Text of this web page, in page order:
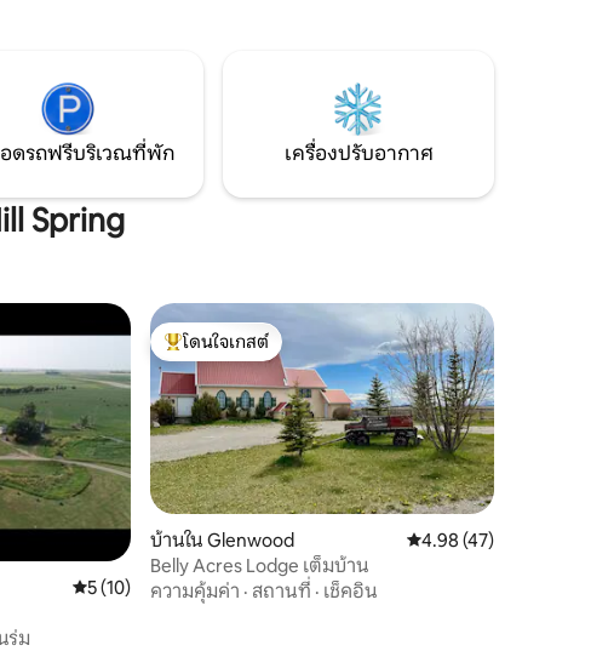
ดรถฟรีบริเวณที่พัก เครื่องปรับอากาศ
Spring
คะแนนเฉลี่ย 5 จาก 5, 10 รีวิว
5 (10)
ร่ม
โดนใจเกสต์ที่สุด
โดนใจเกสต์
บ้านใน Glenwood คะแนนเฉลี่ย 4.98 จาก
4.98 (47)
Belly Acres Lodge เต็มบ้าน
ความคุ้มค่า · สถานที่ · เช็คอิน